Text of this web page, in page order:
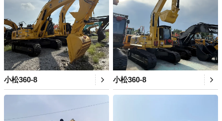
小松360-8 小松360-8